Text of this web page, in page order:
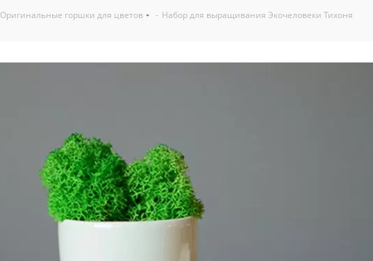
Оригинальные горшки для цветов - Набор для выращивания Экочеловеки Тихоня